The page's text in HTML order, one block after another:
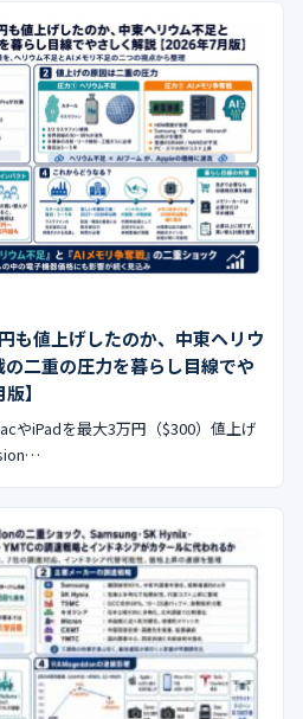
も値上げしたのか、中東ヘリウ
二重の圧力を暮らし目線でや
】
やiPadを最大3万円（$300）値上げ